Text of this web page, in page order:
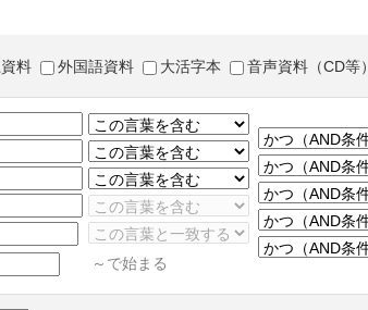
料 外国語資料 大活字本 音声資料（CD等）
～で始まる